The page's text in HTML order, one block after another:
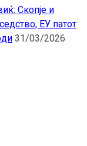
Скопје и
ЕУ патот
31/03/2026